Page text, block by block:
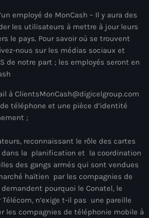
employé de MonCash – Il y aura des
les utilisateurs à mettre à jour leurs
le pays. Pour savoir où se trouvent
nous sur les médias sociaux et
de notre part ; les employés seront en
à ClientsMonCash@digicelgroup.com
téléphone et une pièce d’identité
;
reconnaissant le rôle des cartes
dans la planification et la coordination
des gangs armés qui sont vendues
haïtien par les compagnies de
pourquoi le Conatel, le
n’exige t-il pas une pareille
les compagnies de téléphonie mobile à